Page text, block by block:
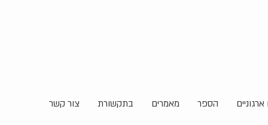
הספר מאמרים בתקשורת צור קשר